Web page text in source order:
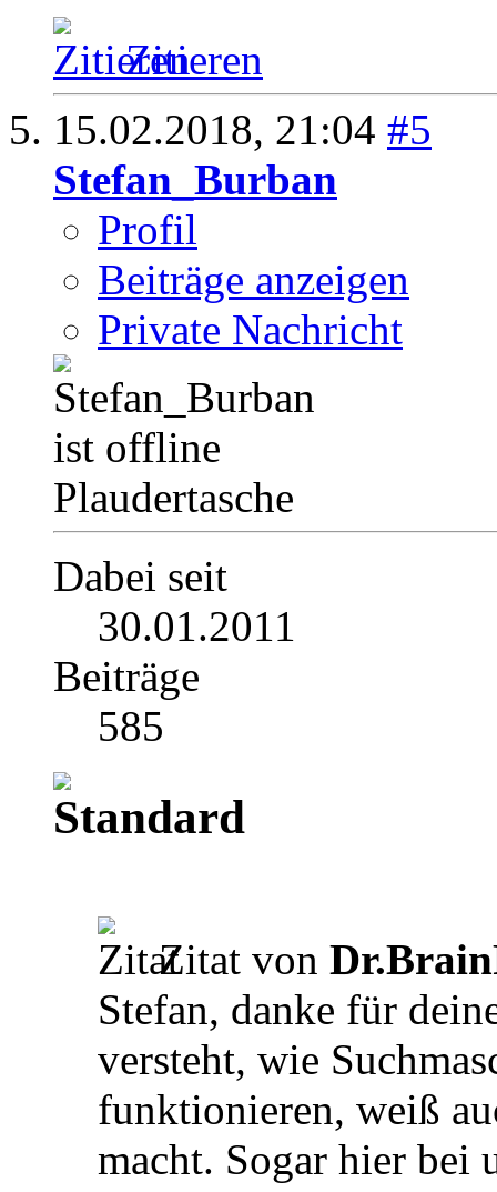
Zitieren
15.02.2018, 21:04 #5
Stefan_Burban
Profil
Beiträge anzeigen
Private Nachricht
Plaudertasche
Dabei seit
30.01.2011
Beiträge
585
Zitat von
Stefan, danke für
versteht, wie
funktionieren, weiß
macht. Sogar hier bei